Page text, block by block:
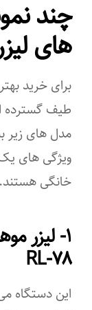
چند
های
برای خرید
طیف گسترده
مدل های زیر
ویژگی های یک
خانگی هستند.
۱- لیزر
RL-۷۸
این دستگاه